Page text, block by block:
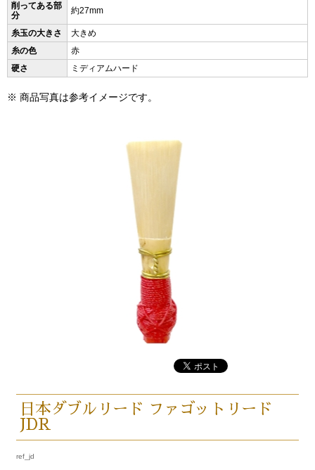
削ってある部
分
約27mm
糸玉の大きさ
大きめ
糸の色
赤
硬さ
ミディアムハード
※ 商品写真は参考イメージです。
日本ダブルリード ファゴットリード
JDR
ref_jd